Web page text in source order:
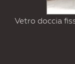
Vetro doccia